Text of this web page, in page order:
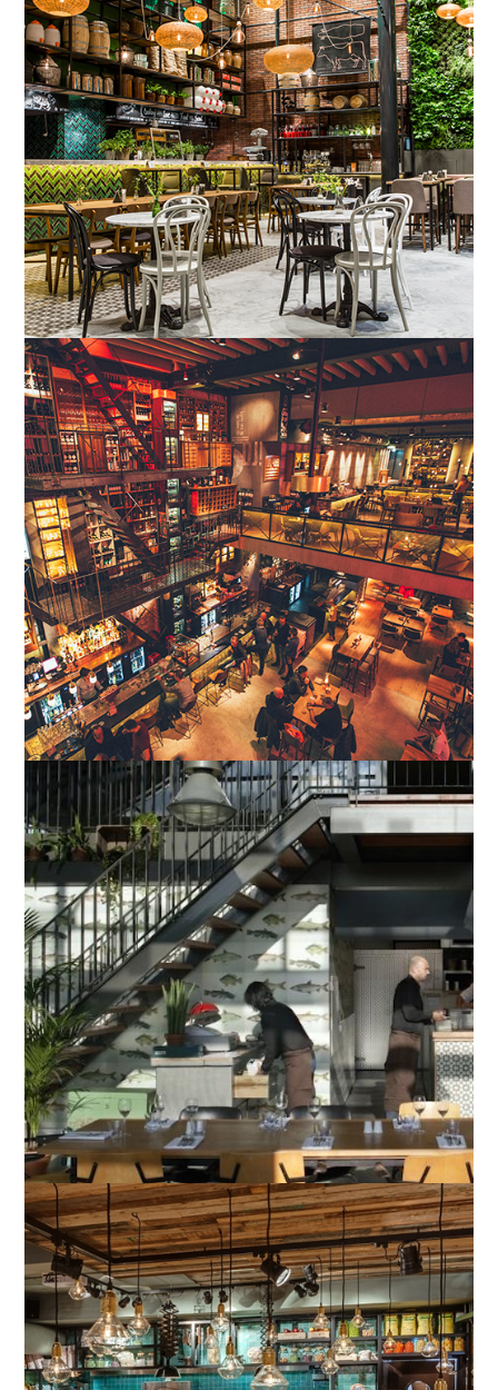
Leiden
Eindhoven
Roelofarendsveen
Utrecht